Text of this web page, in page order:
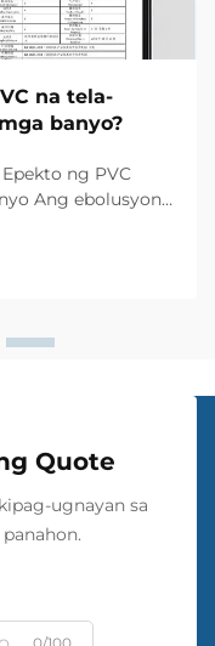
na tela-
banyo?
ng PVC
Ang ebolusyon
epekto tulad ng
Quote
ugnayan sa